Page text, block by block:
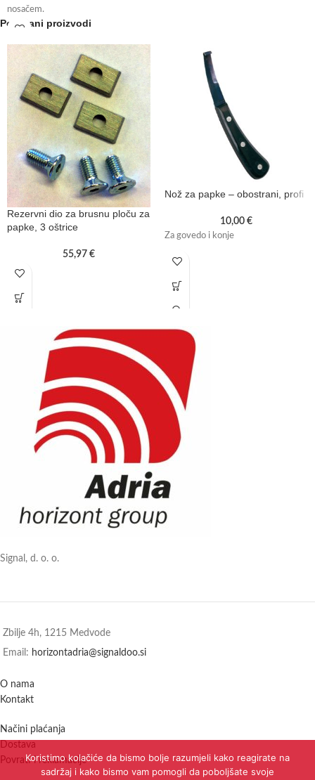
nosačem.
Povezani proizvodi
Rezervni dio za brusnu ploču za
papke, 3 oštrice
55,97 €
Nož za papke – obostrani, profi
10,00 €
Za govedo i konje
Signal, d. o. o.
Zbilje 4h, 1215 Medvode
Email: horizontadria@signaldoo.si
O nama
Kontakt
Načini plaćanja
Dostava
Povrati i reklamacije
Koristimo kolačiće da bismo bolje razumjeli kako reagirate na
sadržaj i kako bismo vam pomogli da poboljšate svoje